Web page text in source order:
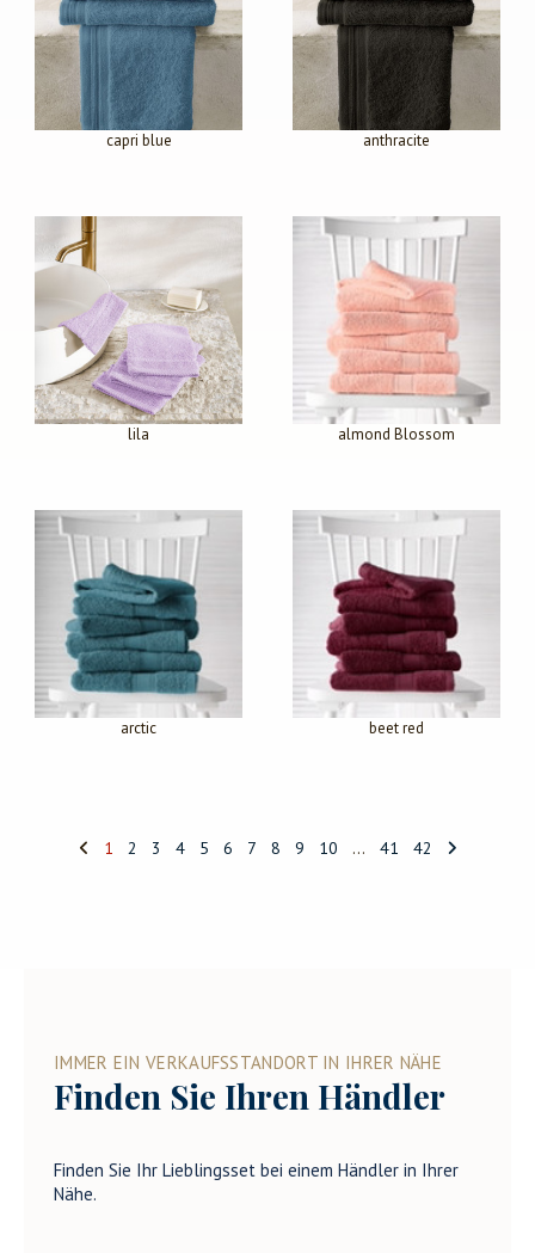
capri blue anthracite
lila almond Blossom
arctic beet red
1 2 3 4 5 6 7 8 9 10 ... 41 42
IMMER EIN VERKAUFSSTANDORT IN IHRER NÄHE
Finden Sie Ihren Händler
Finden Sie Ihr Lieblingsset bei einem Händler in Ihrer
Nähe.